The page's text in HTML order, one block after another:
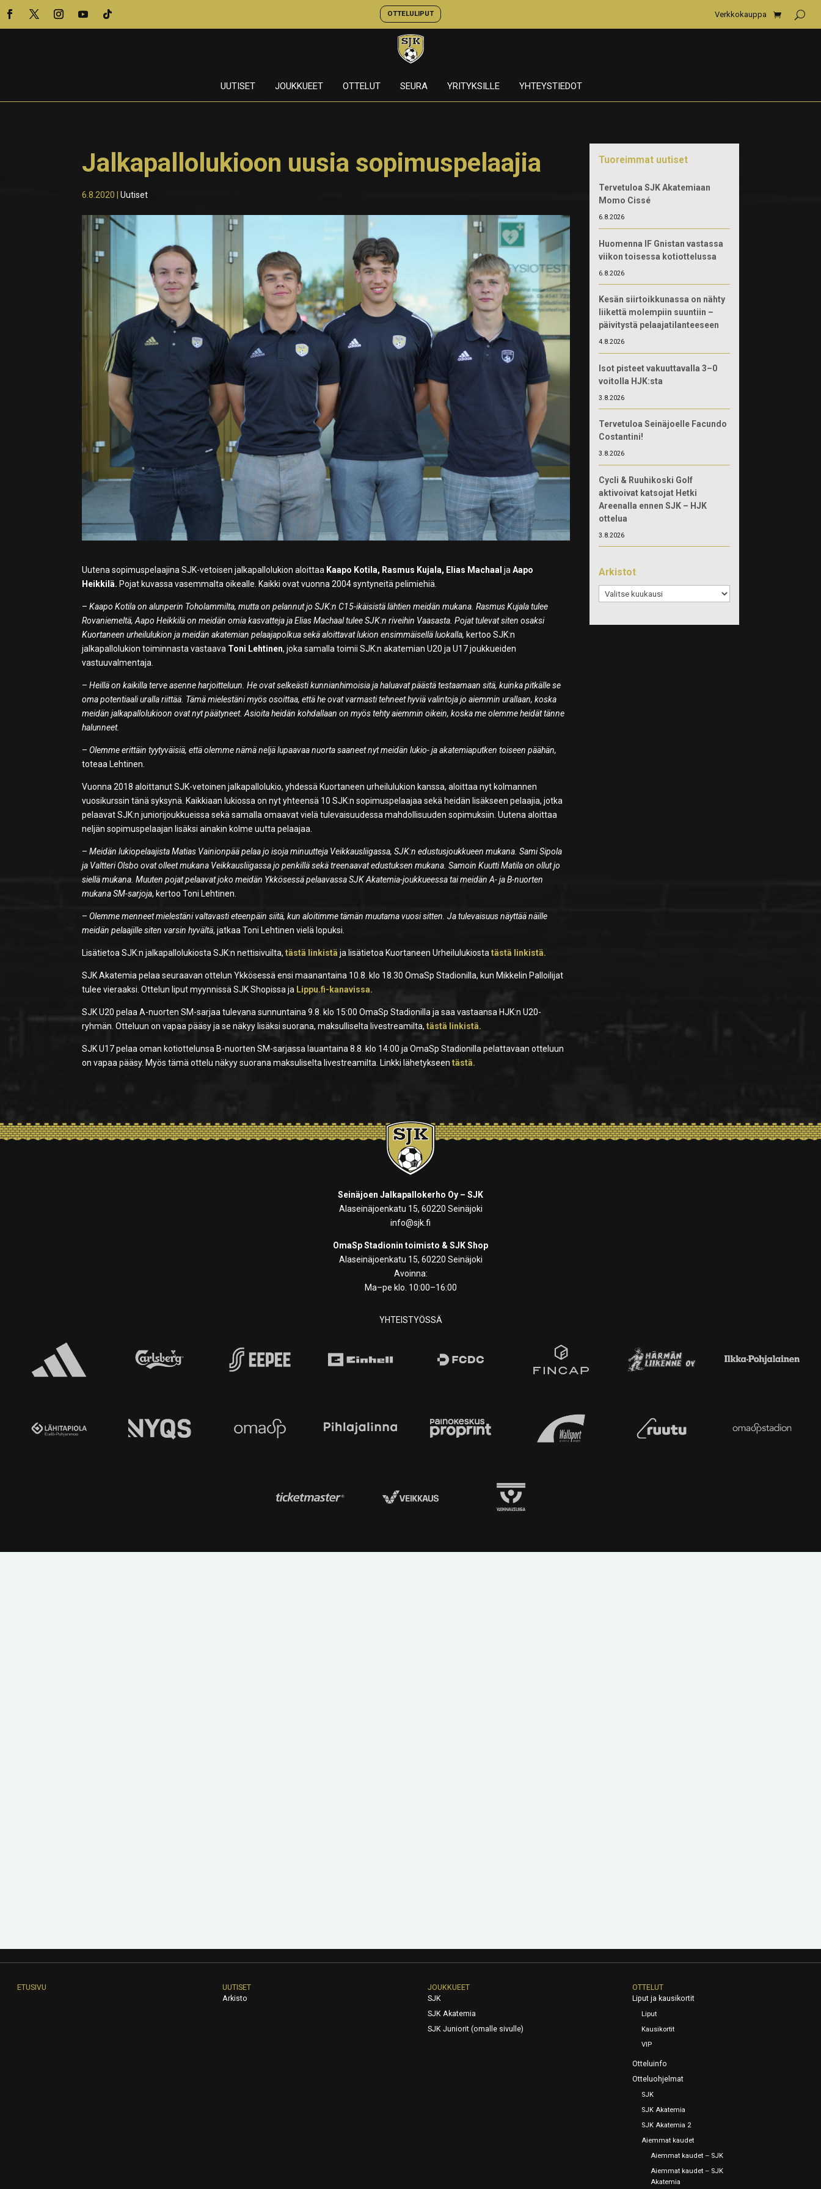
OTTELULIPUT Verkkokauppa
UUTISET JOUKKUEET OTTELUT SEURA YRITYKSILLE YHTEYSTIEDOT
Jalkapallolukioon uusia sopimuspelaajia
6.8.2020 |Uutiset
Uutena sopimuspelaajina SJK-vetoisen jalkapallolukion aloittaa Kaapo Kotila, Rasmus Kujala, Elias Machaal jaAapo
Heikkilä. Pojat kuvassa vasemmalta oikealle. Kaikki ovat vuonna 2004 syntyneitä pelimiehiä.
–Kaapo Kotila on alunperin Toholammilta, mutta on pelannut jo SJK:n C15-ikäisistä lähtien meidän mukana. Rasmus Kujala tulee
Rovaniemeltä, Aapo Heikkilä on meidän omia kasvatteja ja Elias Machaal tulee SJK:n riveihin Vaasasta. Pojat tulevat siten osaksi
Kuortaneen urheilulukion ja meidän akatemian pelaajapolkua sekä aloittavat lukion ensimmäisellä luokalla, kertoo SJK:n
jalkapallolukion toiminnasta vastaava Toni Lehtinen, joka samalla toimii SJK:n akatemian U20 ja U17 joukkueiden
vastuuvalmentaja.
–Heillä on kaikilla terve asenne harjoitteluun. He ovat selkeästi kunnianhimoisia ja haluavat päästä testaamaan sitä, kuinka pitkälle se
oma potentiaali uralla riittää. Tämä mielestäni myös osoittaa, että he ovat varmasti tehneet hyviä valintoja jo aiemmin urallaan, koska
meidän jalkapallolukioon ovat nyt päätyneet. Asioita heidän kohdallaan on myös tehty aiemmin oikein, koska me olemme heidät tänne
halunneet.
–Olemme erittäin tyytyväisiä, että olemme nämä neljä lupaavaa nuorta saaneet nyt meidän lukio- ja akatemiaputken toiseen päähän,
toteaa Lehtinen.
Vuonna 2018 aloittanut SJK-vetoinen jalkapallolukio, yhdessä Kuortaneen urheilulukion kanssa, aloittaa nyt kolmannen
vuosikurssin tänä syksynä. Kaikkiaan lukiossa on nyt yhteensä 10 SJK:n sopimuspelaajaa sekä heidän lisäkseen pelaajia, jotka
pelaavat SJK:n juniorijoukkueissa sekä samalla omaavat vielä tulevaisuudessa mahdollisuuden sopimuksiin. Uutena aloittaa
neljän sopimuspelaajan lisäksi ainakin kolme uutta pelaajaa.
–Meidän lukiopelaajista Matias Vainionpää pelaa jo isoja minuutteja Veikkausliigassa, SJK:n edustusjoukkueen mukana. Sami Sipola
ja Valtteri Olsbo ovat olleet mukana Veikkausliigassa jo penkillä sekä treenaavat edustuksen mukana. Samoin Kuutti Matila on ollut jo
siellä mukana. Muuten pojat pelaavat joko meidän Ykkösessä pelaavassa SJK Akatemia-joukkueessa tai meidän A- ja B-nuorten
mukana SM-sarjoja, kertoo Toni Lehtinen.
–Olemme menneet mielestäni valtavasti eteenpäin siitä, kun aloitimme tämän muutama vuosi sitten. Ja tulevaisuus näyttää näille
meidän pelaajille siten varsin hyvältä, jatkaa Toni Lehtinen vielä lopuksi.
Lisätietoa SJK:n jalkapallolukiosta SJK:n nettisivuilta,tästä linkistä ja lisätietoa Kuortaneen Urheilulukiostatästä linkistä.
SJK Akatemia pelaa seuraavan ottelun Ykkösessä ensi maanantaina 10.8. klo 18.30 OmaSp Stadionilla, kun Mikkelin Palloilijat
tulee vieraaksi. Ottelun liput myynnissä SJK Shopissa ja Lippu.fi-kanavissa.
SJK U20 pelaa A-nuorten SM-sarjaa tulevana sunnuntaina 9.8. klo 15:00 OmaSp Stadionilla ja saa vastaansa HJK:n U20-
ryhmän. Otteluun on vapaa pääsy ja se näkyy lisäksi suorana, maksulliselta livestreamilta,tästä linkistä.
SJK U17 pelaa oman kotiottelunsa B-nuorten SM-sarjassa lauantaina 8.8. klo 14:00 ja OmaSp Stadionilla pelattavaan otteluun
on vapaa pääsy. Myös tämä ottelu näkyy suorana maksuliselta livestreamilta. Linkki lähetykseen tästä.
Tuoreimmat uutiset
Tervetuloa SJK Akatemiaan
Momo Cissé
6.8.2026
Huomenna IF Gnistan vastassa
viikon toisessa kotiottelussa
6.8.2026
Kesän siirtoikkunassa on nähty
liikettä molempiin suuntiin –
päivitystä pelaajatilanteeseen
4.8.2026
Isot pisteet vakuuttavalla 3–0
voitolla HJK:sta
3.8.2026
Tervetuloa Seinäjoelle Facundo
Costantini!
3.8.2026
Cycli & Ruuhikoski Golf
aktivoivat katsojat Hetki
Areenalla ennen SJK – HJK
ottelua
3.8.2026
Arkistot
Arkistot
Seinäjoen Jalkapallokerho Oy – SJK
Alaseinäjoenkatu 15, 60220 Seinäjoki
info@sjk.fi
OmaSp Stadionin toimisto & SJK Shop
Alaseinäjoenkatu 15, 60220 Seinäjoki
Avoinna:
Ma–pe klo. 10:00–16:00
YHTEISTYÖSSÄ
ETUSIVU
UUTISET
Arkisto
JOUKKUEET
SJK
SJK Akatemia
SJK Juniorit (omalle sivulle)
OTTELUT
Liput ja kausikortit
Liput
Kausikortit
VIP
Otteluinfo
Otteluohjelmat
SJK
SJK Akatemia
SJK Akatemia 2
Aiemmat kaudet
Aiemmat kaudet – SJK
Aiemmat kaudet – SJK
Akatemia